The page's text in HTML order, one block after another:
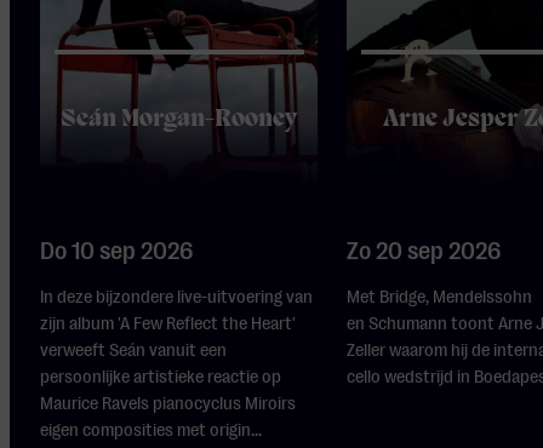
Seán Morgan-Rooney
Do 10 sep 2026
In deze bijzondere live-uitvoering van
zijn album 'A Few Reflect the Heart'
verweeft Seán vanuit een
persoonlijke artistieke reactie op
Maurice Ravels pianocyclus Miroirs
eigen composities met origin...
Arne Jesper
Zo 20 sep 2026
Met Bridge, Mendelssohn
en Schumann toont Arne
Zeller waarom hij de
cello wedstrijd in